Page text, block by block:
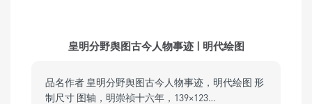
皇明分野舆图古今人物事迹 | 明代绘图
品名作者 皇明分野舆图古今人物事迹，明代绘图 形
制尺寸 图轴，明崇祯十六年，139×123…